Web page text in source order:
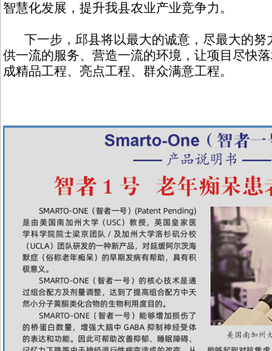
智慧化发展，提升我县农业产业竞争力。
下一步，邱县将以最大的诚意，尽最大的努
供一流的服务、营造一流的环境，让项目尽快
成精品工程、亮点工程、群众满意工程。